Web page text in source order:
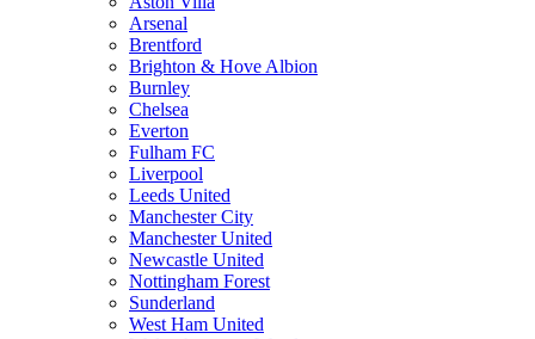
Arsenal
Brentford
Brighton & Hove Albion
Burnley
Chelsea
Everton
Fulham FC
Liverpool
Leeds United
Manchester City
Manchester United
Newcastle United
Nottingham Forest
Sunderland
West Ham United